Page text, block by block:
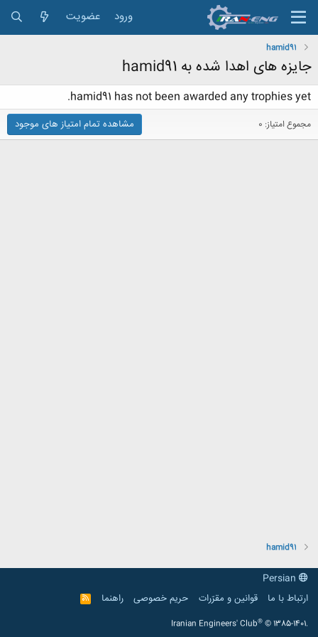
ورود عضویت
hamid91
جایزه های اهدا شده به hamid91
hamid91 has not been awarded any trophies yet.
مجموع امتیاز: 0 مشاهده تمام امتیاز های موجود
hamid91
ارتباط با ما
قوانین و مقرّرات حریم خصوصی راهنما
R
S
Iranian Engineers' Club® © 1385-1401.